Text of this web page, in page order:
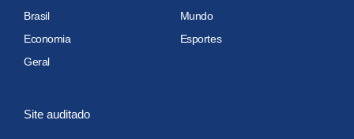
Brasil
Mundo
Economia
Esportes
Geral
Site auditado